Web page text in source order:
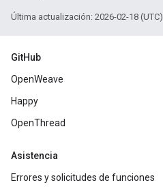
Última actualización: 2026-02-18 (UTC)
GitHub
OpenWeave
Happy
OpenThread
Asistencia
Errores y solicitudes de funciones